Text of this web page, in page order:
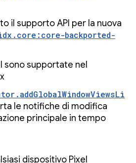
il supporto API per la nuova
backported-
sono supportate nel
le notifiche di modifica
principale in tempo
dispositivo Pixel